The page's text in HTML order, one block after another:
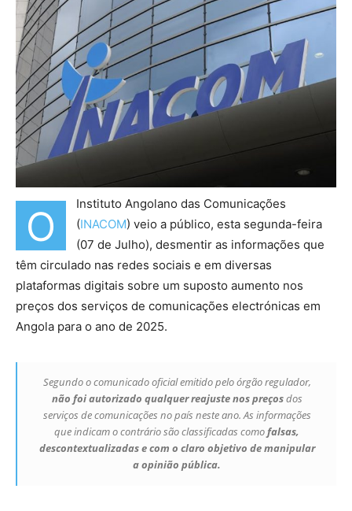
O
Instituto Angolano das Comunicações
(INACOM) veio a público, esta segunda-feira
(07 de Julho), desmentir as informações que
têm circulado nas redes sociais e em diversas
plataformas digitais sobre um suposto aumento nos
preços dos serviços de comunicações electrónicas em
Angola para o ano de 2025.
Segundo o comunicado oficial emitido pelo órgão regulador,
não foi autorizado qualquer reajuste nos preçosdos
serviços de comunicações no país neste ano. As informações
que indicam o contrário são classificadas comofalsas,
descontextualizadas e com o claro objetivo de manipular
a opinião pública.